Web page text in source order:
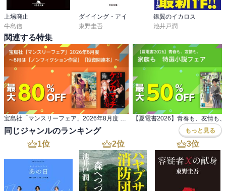
上場廃止
牛島信
ダイイング・アイ
東野圭吾
銀翼のイカロス
池井戸潤
関連する特集
宝島社「マンスリーフェア」2026年8月度 ～8月は「ノンフィクション作品」「投資関連本」～
同じジャンルのランキング もっと見る
1位 2位 3位